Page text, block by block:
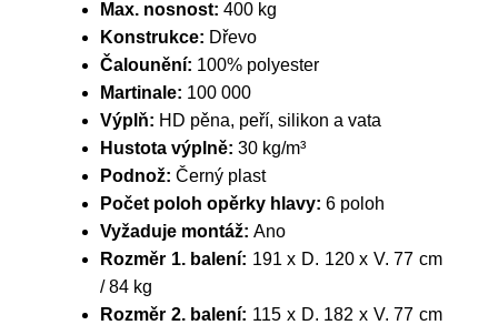
Max. nosnost: 400 kg
Konstrukce: Dřevo
Čalounění: 100% polyester
Martinale: 100 000
Výplň: HD pěna, peří, silikon a vata
Hustota výplně: 30 kg/m³
Podnož: Černý plast
Počet poloh opěrky hlavy: 6 poloh
Vyžaduje montáž: Ano
Rozměr 1. balení: 191 x D. 120 x V. 77 cm
/ 84 kg
Rozměr 2. balení: 115 x D. 182 x V. 77 cm